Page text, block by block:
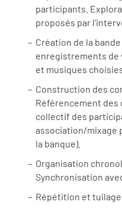
participants.
proposés par
Création de la
enregistrements de
et musiques
Construction des
Référencement
collectif des
association/mixage
la banque).
Organisation
Synchronisation
Répétition et